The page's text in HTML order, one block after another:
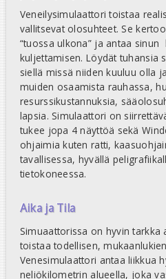
Veneilysimulaattori toistaa
vallitsevat olosuhteet. Se
“tuossa ulkona” ja antaa sinun
kuljettamisen. Löydät tuhansia
siellä missä niiden kuuluu olla
muiden osaamista rauhassa,
resurssikustannuksia,
lapsia. Simulaattori on
tukee jopa 4 näyttöä sekä
ohjaimia kuten ratti,
tavallisessa, hyvällä
tietokoneessa.
Aika ja Tila
Simuaattorissa on hyvin
toistaa todellisen,
Venesimulaattori antaa liikkua
neliökilometrin alueella, joka